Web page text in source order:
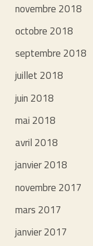
novembre 2018
octobre 2018
septembre 2018
juillet 2018
juin 2018
mai 2018
avril 2018
janvier 2018
novembre 2017
mars 2017
janvier 2017